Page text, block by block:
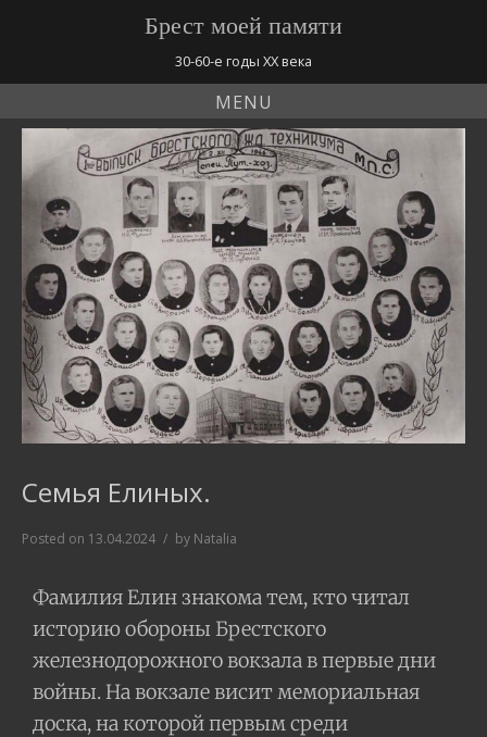
Брест моей памяти
30-60-е годы ХХ века
MENU
Семья Елиных.
Posted on 13.04.2024 by Natalia
Фамилия Елин знакома тем, кто читал
историю обороны Брестского
железнодорожного вокзала в первые дни
войны. На вокзале висит мемориальная
доска, на которой первым среди